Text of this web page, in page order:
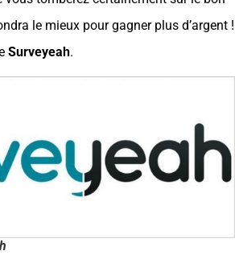
le mieux pour gagner plus d’argent !
Surveyeah.